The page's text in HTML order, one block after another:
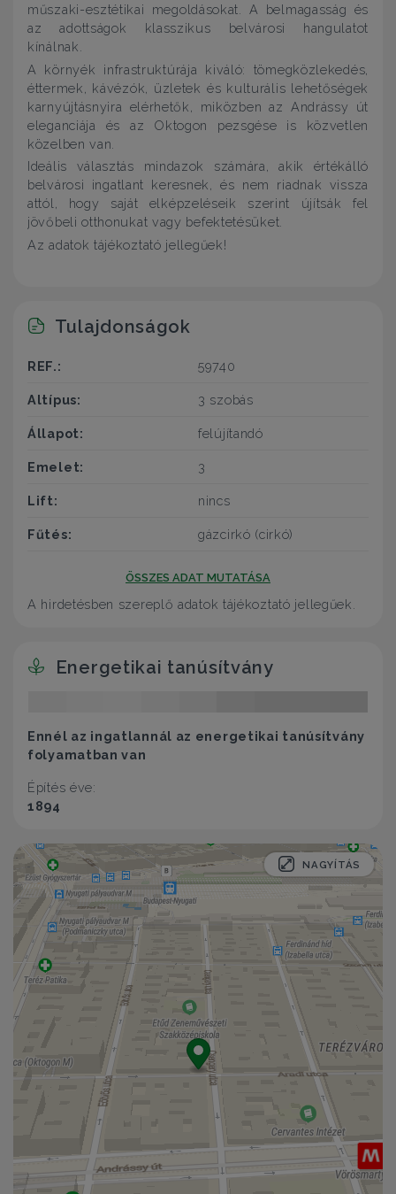
műszaki-esztétikai megoldásokat. A belmagasság és
az adottságok klasszikus belvárosi hangulatot
kínálnak.
A környék infrastruktúrája kiváló: tömegközlekedés,
éttermek, kávézók, üzletek és kulturális lehetőségek
karnyújtásnyira elérhetők, miközben az Andrássy út
eleganciája és az Oktogon pezsgése is közvetlen
közelben van.
Ideális választás mindazok számára, akik értékálló
belvárosi ingatlant keresnek, és nem riadnak vissza
attól, hogy saját elképzeléseik szerint újítsák fel
jövőbeli otthonukat vagy befektetésüket.
Az adatok tájékoztató jellegűek!
Tulajdonságok
REF.: 59740
Altípus: 3 szobás
Állapot: felújítandó
Emelet: 3
Lift: nincs
Fűtés: gázcirkó (cirkó)
ÖSSZES ADAT MUTATÁSA
A hirdetésben szereplő adatok tájékoztató jellegűek.
Energetikai tanúsítvány
Ennél az ingatlannál az energetikai tanúsítvány
folyamatban van
Építés éve:
1894
NAGYÍTÁS